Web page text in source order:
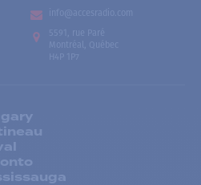
info@accesradio.com
5591, rue Paré
Montréal, Québec
H4P 1P7